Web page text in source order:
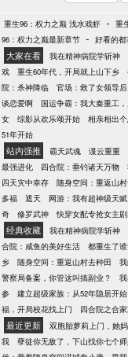
重生96：权力之巅 浅水戏虾 - 重
96：权力之巅最新章节 - 好看的
大家在看 我在精神病院学斩神
戏
重生60年代，开局就上山下乡
院：杀神降临
官场：救了女领导
谈恋爱啊
国运争霸：我大秦重工
女
综影从欢乐颂开始 相亲相出
51年开始
站内强推 霸天武魂 谍云重重
最强进化
四合院：垂钓诸天万物
四天灾中幸存
随身空间：重返山
多福
遮天 网游：我有超神级天赋
奇
修罗武神 快穿女配专抢女主
经典收藏 我在精神病院学斩神
合院：咸鱼的美好生活
都重生了
乡
随身空间：重返山村去种田
警察局备案，你管这叫搞副业？
参
建立超级家族：从52年隐居开始
福，开局校花找上门
四合院之合
最近更新 双胞胎萝莉上门，她
我
孽徒你无敌了，下山找你七个